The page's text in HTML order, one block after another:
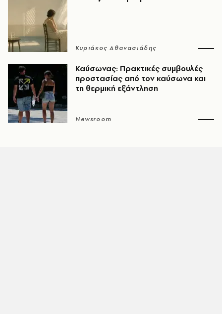
Κυριάκος Αθανασιάδης
Καύσωνας: Πρακτικές συμβουλές
προστασίας από τον καύσωνα και
τη θερμική εξάντληση
Newsroom